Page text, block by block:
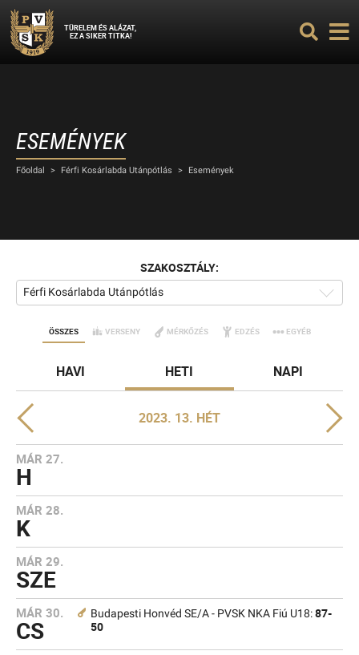
TÜRELEM ÉS ALÁZAT,
EZ A SIKER TITKA!
ESEMÉNYEK
Főoldal > Férfi Kosárlabda Utánpótlás > Események
SZAKOSZTÁLY:
Férfi Kosárlabda Utánpótlás
ÖSSZES VERSENY MÉRKŐZÉS EDZÉS EGYÉB
HAVI HETI NAPI
2023. 13. HÉT
MÁR 27.
H
MÁR 28.
K
MÁR 29.
SZE
MÁR 30.
CS
Budapesti Honvéd SE/A - PVSK NKA Fiú U18:87-
50